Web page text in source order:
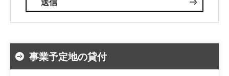
事業予定地の貸付